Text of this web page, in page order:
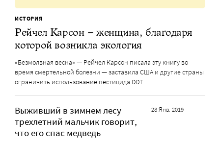
ИСТОРИЯ
Рейчел Карсон – женщина, благодаря
которой возникла экология
«Безмолвная весна» — Рейчел Карсон писала эту книгу во
время смертельной болезни — заставила США и другие страны
ограничить использование пестицида DDT
Выживший в зимнем лесу
трехлетний мальчик говорит,
что его спас медведь
28 Янв. 2019